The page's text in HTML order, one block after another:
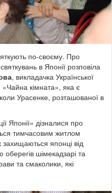
по-своєму. Про
в Японії розповіла
, викладачка Української
кімната», яка є
Урасенке, розташованої в
Японії» дізналися про
тимчасовим житлом
японці від
шімекадзарі та
та смаколики, які